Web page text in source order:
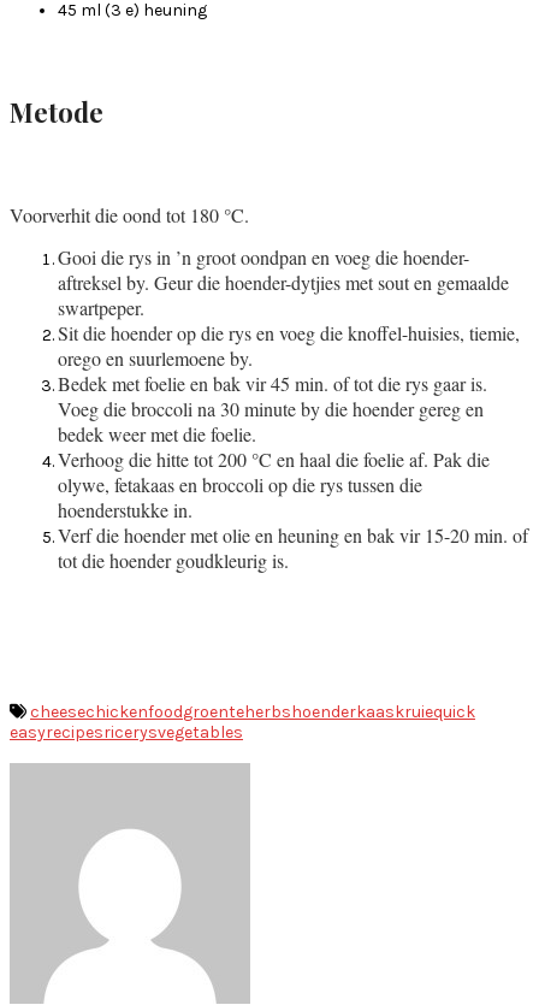
45 ml (3 e) heuning
Metode
Voorverhit die oond tot 180 °C.
Gooi die rys in ’n groot oondpan en voeg die hoender-
aftreksel by. Geur die hoender-dytjies met sout en gemaalde
swartpeper.
Sit die hoender op die rys en voeg die knoffel-huisies, tiemie,
orego en suurlemoene by.
Bedek met foelie en bak vir 45 min. of tot die rys gaar is.
Voeg die broccoli na 30 minute by die hoender gereg en
bedek weer met die foelie.
Verhoog die hitte tot 200 °C en haal die foelie af. Pak die
olywe, fetakaas en broccoli op die rys tussen die
hoenderstukke in.
Verf die hoender met olie en heuning en bak vir 15-20 min. of
tot die hoender goudkleurig is.
cheesechickenfoodgroenteherbshoenderkaaskruiequick
easyrecipesricerysvegetables